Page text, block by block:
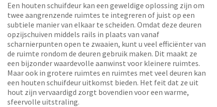
Een houten schuifdeur kan een geweldige oplossing zijn om
twee aangrenzende ruimtes te integreren of juist op een
subtiele manier van elkaar te scheiden. Omdat deze deuren
opzijschuiven middels rails in plaats van vanaf
scharnierpunten open te zwaaien, kunt u veel efficiënter van
de ruimte rondom de deuren gebruik maken. Dit maakt ze
een bijzonder waardevolle aanwinst voor kleinere ruimtes.
Maar ook in grotere ruimtes en ruimtes met veel deuren kan
een houten schuifdeur uitkomst bieden. Het feit dat ze uit
hout zijn vervaardigd zorgt bovendien voor een warme,
sfeervolle uitstraling.